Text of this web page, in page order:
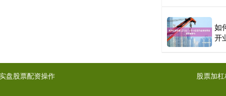
如
开
实盘股票配资操作 股票加